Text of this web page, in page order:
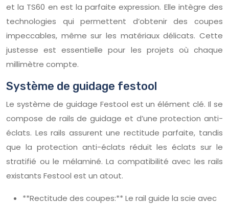
et la TS60 en est la parfaite expression. Elle intègre des
technologies qui permettent d’obtenir des coupes
impeccables, même sur les matériaux délicats. Cette
justesse est essentielle pour les projets où chaque
millimètre compte.
Système de guidage festool
Le système de guidage Festool est un élément clé. Il se
compose de rails de guidage et d’une protection anti-
éclats. Les rails assurent une rectitude parfaite, tandis
que la protection anti-éclats réduit les éclats sur le
stratifié ou le mélaminé. La compatibilité avec les rails
existants Festool est un atout.
**Rectitude des coupes:** Le rail guide la scie avec